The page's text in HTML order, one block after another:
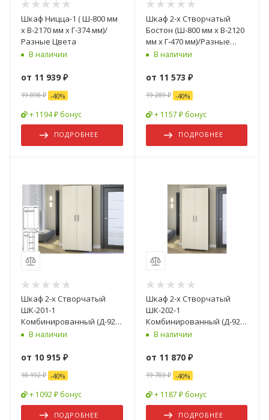
Шкаф Ницца-1 ( Ш-800 мм
x В-2170 мм x Г-374 мм)/
Разные Цвета
В наличии
от 11 939 ₽
19 898 ₽ -40%
+ 1194 ₽ бонус
ПОДРОБНЕЕ
Шкаф 2-х Створчатый
Бостон (Ш-800 мм x В-2120
мм x Г-470 мм)/Разные
Цвета
В наличии
от 11 573 ₽
19 289 ₽ -40%
+ 1157 ₽ бонус
ПОДРОБНЕЕ
Шкаф 2-х Створчатый
ШК-201-1
Комбинированный (Д-920
х В-2005 х Г-500 мм)/
В наличии
от 10 915 ₽
18 192 ₽ -40%
+ 1092 ₽ бонус
ПОДРОБНЕЕ
Шкаф 2-х Створчатый
ШК-202-1
Комбинированный (Д-920
х В-2005 х Г-500 мм)/
В наличии
от 11 870 ₽
19 783 ₽ -40%
+ 1187 ₽ бонус
ПОДРОБНЕЕ